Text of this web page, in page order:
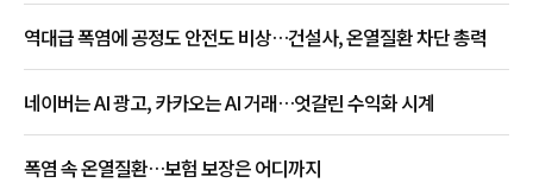
역대급 폭염에 공정도 안전도 비상…건설사, 온열질환 차단 총력
네이버는 AI 광고, 카카오는 AI 거래…엇갈린 수익화 시계
폭염 속 온열질환…보험 보장은 어디까지